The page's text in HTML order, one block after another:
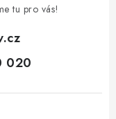
tu pro vás!
020